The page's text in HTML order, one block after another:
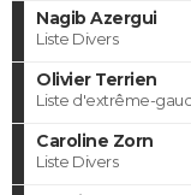
Nagib Azergui
Liste Divers
Olivier Terrien
Liste d'extrême-
Caroline Zorn
Liste Divers